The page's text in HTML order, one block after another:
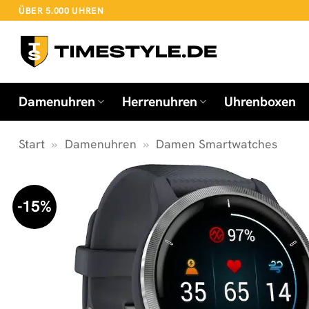
Zum
springen
ÜBER 5.000 UHREN
Damenuhren Herrenuhren Uhrenboxen
Start » Damenuhren » Damen Smartwatches
-15%